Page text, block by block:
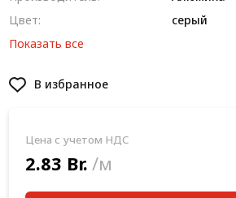
Цвет:
серый
Показать все
В избранное
Цена с учетом НДС
2.83 Br. /м